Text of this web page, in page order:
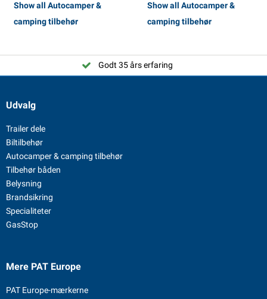
Show all Autocamper &
camping tilbehør
Show all Autocamper &
camping tilbehør
Godt 35 års erfaring
Udvalg
Trailer dele
Biltilbehør
Autocamper & camping tilbehør
Tilbehør båden
Belysning
Brandsikring
Specialiteter
GasStop
Mere PAT Europe
PAT Europe-mærkerne